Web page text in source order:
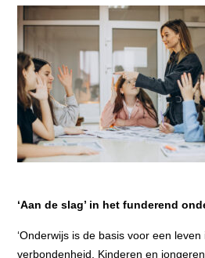
‘Aan de slag’ in het funderend
‘Onderwijs is de basis voor een leven
verbondenheid. Kinderen en jongeren